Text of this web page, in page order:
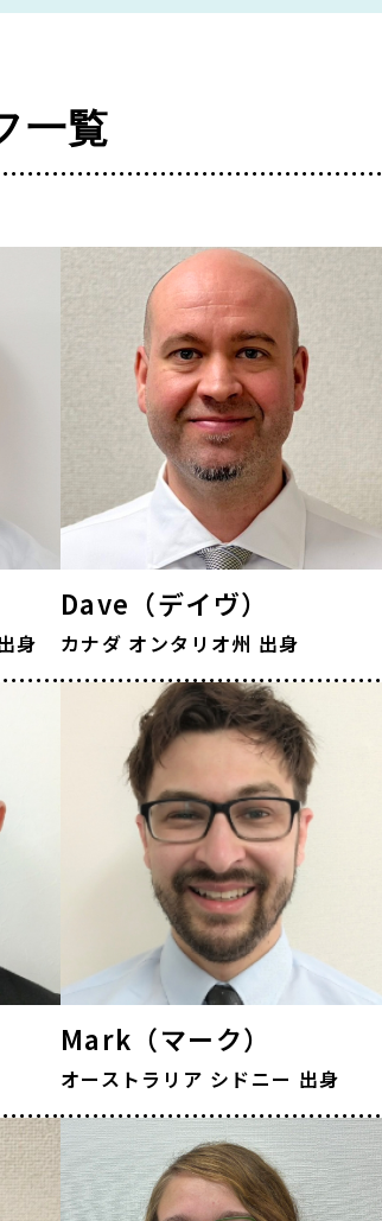
一覧
身
Dave（デイヴ）
カナダ オンタリオ州 出身
Mark（マーク）
オーストラリア シドニー 出身